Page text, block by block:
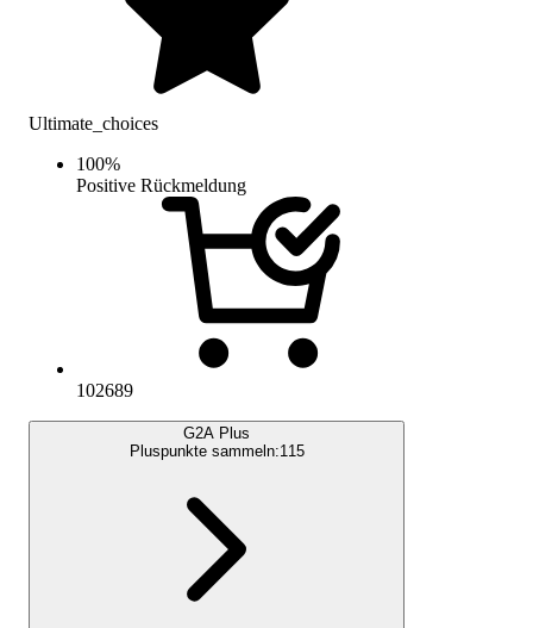
Ultimate_choices
100%
Positive Rückmeldung
102689
G2A Plus
Pluspunkte sammeln:115